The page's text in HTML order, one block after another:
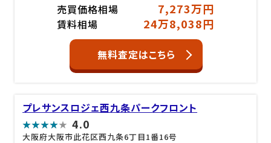
売買価格相場 7,273万円
賃料相場 24万8,038円
無料査定はこちら
プレサンスロジェ西九条パークフロント
4.0
大阪府大阪市此花区西九条6丁目1番16号